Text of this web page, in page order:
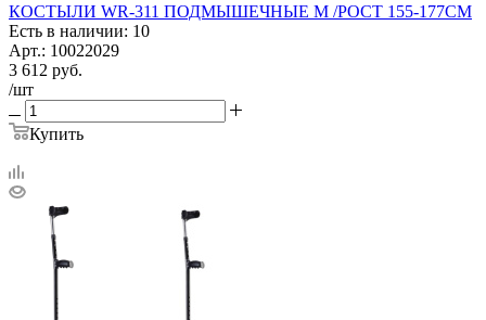
КОСТЫЛИ WR-311 ПОДМЫШЕЧНЫЕ M /РОСТ 155-177СМ
Есть в наличии: 10
Арт.: 10022029
3 612 руб.
/шт
Купить